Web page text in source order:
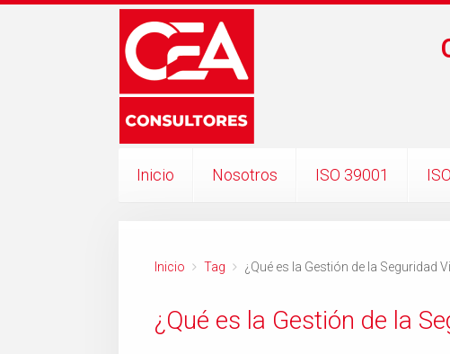
Inicio Nosotros ISO 39001
Inicio Tag ¿Qué es la Gestión de la Seguridad
¿Qué es la Gestión de la